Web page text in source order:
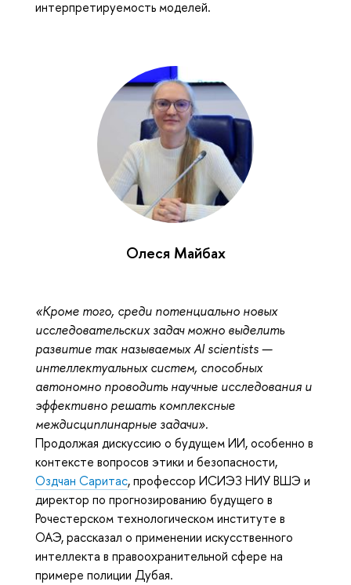
интерпретируемость моделей.
Олеся Майбах
«Кроме того, среди потенциально новых
исследовательских задач можно выделить
развитие так называемых AI scientists —
интеллектуальных систем, способных
автономно проводить научные исследования и
эффективно решать комплексные
междисциплинарные задачи».
Продолжая дискуссию о будущем ИИ, особенно в
контексте вопросов этики и безопасности,
Оздчан Саритас, профессор ИСИЭЗ НИУ ВШЭ и
директор по прогнозированию будущего в
Рочестерском технологическом институте в
ОАЭ, рассказал о применении искусственного
интеллекта в правоохранительной сфере на
примере полиции Дубая.